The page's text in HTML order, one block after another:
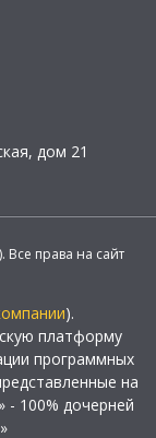
дом 21
права на сайт
).
платформу
программных
на
100% дочерней